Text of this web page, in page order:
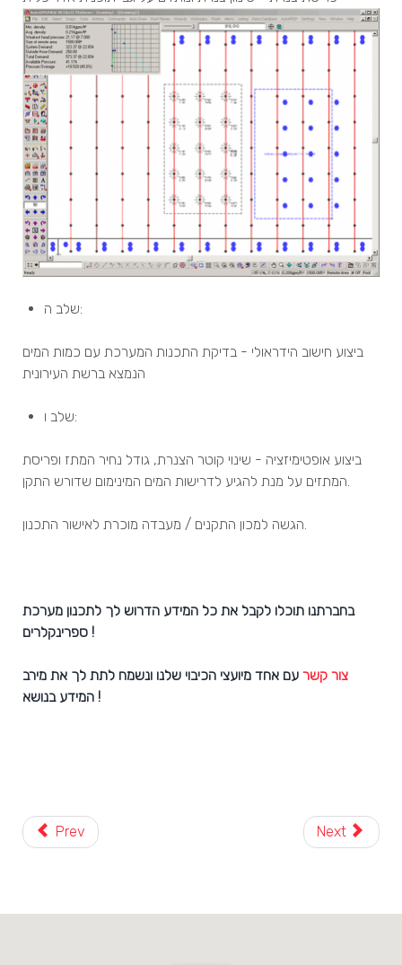
שלב ה:
ביצוע חישוב הידראולי - בדיקת התכנות המערכת עם כמות המים
הנמצא ברשת העירונית
שלב ו:
ביצוע אופטימיזציה - שינוי קוטר הצנרת, גודל נחיר המתז ופריסת
בחברתנו תוכלו לקבל את כל המידע הדרוש לך לתכנון מערכת
ספרינקלרים !
צור קשר עם אחד מיועצי הכיבוי שלנו ונשמח לתת לך את מירב
המידע בנושא !
Prev Next